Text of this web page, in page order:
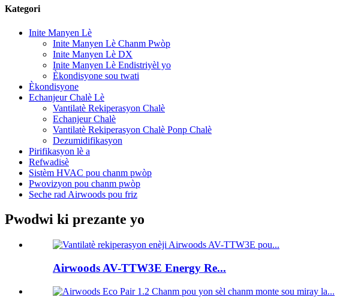
Kategori
Inite Manyen Lè
Inite Manyen Lè Chanm Pwòp
Inite Manyen Lè DX
Inite Manyen Lè Endistriyèl yo
Èkondisyone sou twati
Èkondisyone
Echanjeur Chalè Lè
Vantilatè Rekiperasyon Chalè
Echanjeur Chalè
Vantilatè Rekiperasyon Chalè Ponp Chalè
Dezumidifikasyon
Pirifikasyon lè a
Refwadisè
Sistèm HVAC pou chanm pwòp
Pwovizyon pou chanm pwòp
Seche rad Airwoods pou friz
Pwodwi ki prezante yo
Airwoods AV-TTW3E Energy Re...